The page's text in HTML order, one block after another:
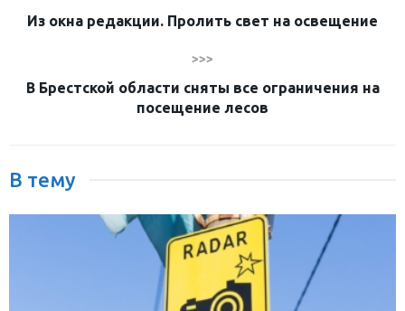
Из окна редакции. Пролить свет на освещение
>>>
В Брестской области сняты все ограничения на
посещение лесов
В тему